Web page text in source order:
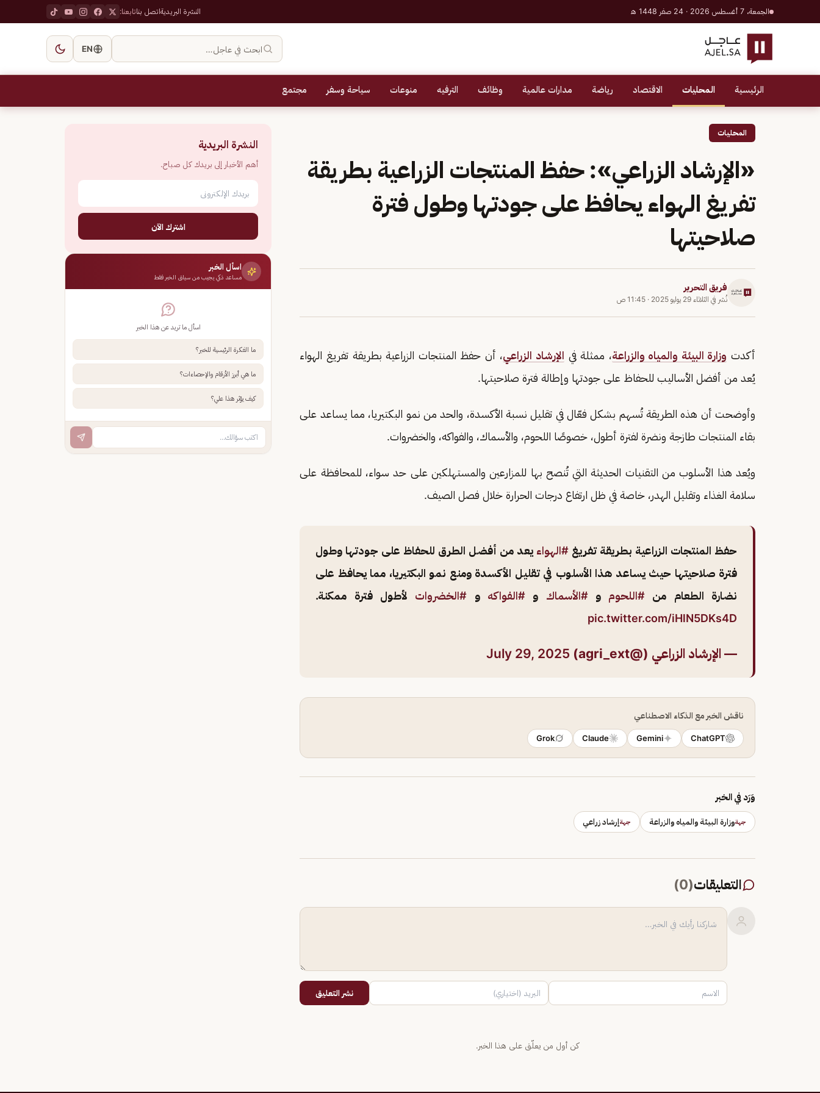
الجمعة، 7 أغسطس 2026 · 24 صفر 1448 هـ النشرة البريديةاتصل بناتابعنا:
ابحث في عاجل… EN
الرئيسية المحليات الاقتصاد رياضة مدارات عالمية وظائف الترفيه منوعات سياحة وسفر مجتمع
المحليات
«الإرشاد الزراعي»: حفظ المنتجات الزراعية بطريقة
تفريغ الهواء يحافظ على جودتها وطول فترة
صلاحيتها
فريق التحرير
نُشر في الثلاثاء 29 يوليو 2025 · 11:45 ص
أكدت وزارة البيئة والمياه والزراعة، ممثلة في الإرشاد الزراعي، أن حفظ المنتجات الزراعية بطريقة تفريغ الهواء
يُعد من أفضل الأساليب للحفاظ على جودتها وإطالة فترة صلاحيتها.
وأوضحت أن هذه الطريقة تُسهم بشكل فعّال في تقليل نسبة الأكسدة، والحد من نمو البكتيريا، مما يساعد على
بقاء المنتجات طازجة ونضرة لفترة أطول، خصوصًا اللحوم، والأسماك، والفواكه، والخضروات.
ويُعد هذا الأسلوب من التقنيات الحديثة التي تُنصح بها للمزارعين والمستهلكين على حد سواء، للمحافظة على
سلامة الغذاء وتقليل الهدر، خاصة في ظل ارتفاع درجات الحرارة خلال فصل الصيف.
حفظ المنتجات الزراعية بطريقة تفريغ #الهواء يعد من أفضل الطرق للحفاظ على جودتها وطول
فترة صلاحيتها حيث يساعد هذا الأسلوب في تقليل الأكسدة ومنع نمو البكتيريا، مما يحافظ على
نضارة الطعام من #اللحوم و#الأسماك و#الفواكه و #الخضروات لأطول فترة ممكنة.
pic.twitter.com/iHlN5DKs4D
— الإرشاد الزراعي (@agri_ext) July 29, 2025
ناقش الخبر مع الذكاء الاصطناعي
ChatGPT
Gemini
Claude
Grok
وَرَد في الخبر
جهةوزارة البيئة والمياه والزراعة جهةإرشاد زراعي
التعليقات(
0
)
نشر التعليق
كن أول من يعلّق على هذا الخبر.
النشرة البريدية
أهم الأخبار إلى بريدك كل صباح.
اشترك الآن
اسأل الخبر
مساعد ذكي يجيب من سياق الخبر فقط
اسأل ما تريد عن هذا الخبر
ما الفكرة الرئيسية للخبر؟
ما هي أبرز الأرقام والإحصاءات؟
كيف يؤثر هذا علي؟